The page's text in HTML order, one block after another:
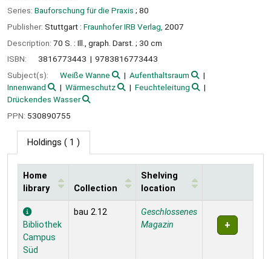
Series: Bauforschung für die Praxis ; 80
Publisher: Stuttgart : Fraunhofer IRB Verlag, 2007
Description: 70 S. : Ill., graph. Darst. ; 30 cm
ISBN:
3816773443
9783816773443
Subject(s):
Weiße Wanne
Aufenthaltsraum
Innenwand
Wärmeschutz
Feuchteleitung
Drückendes Wasser
PPN: 530890755
Holdings ( 1 )
Holdings
Home
library
Collection
Shelving
location
Bibliothek
Campus
Süd
bau 2.12
Geschlossenes
Magazin